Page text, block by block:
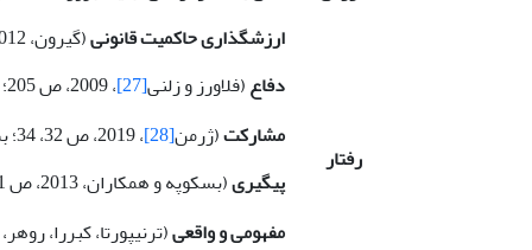
ارزشگذاری حاکمیت قانونی(گیرون، 2012، ص 278؛ اتحادیه اروپا، 2017، ص 58)
دفاع(فلاورز و زلنی[27] ، 2009، ص 205؛ بوثرید، 1993، ص 47)
رفتار
مشارکت(ژرمن[28]
، 2019، ص 32، 34؛ بسکوپه و همکاران، 2013، ص 18)
پیگیری(بسکوپه و همکاران، 2013، ص 21)
مفهومی و واقعی(ترنی­پورتا، کبررا،